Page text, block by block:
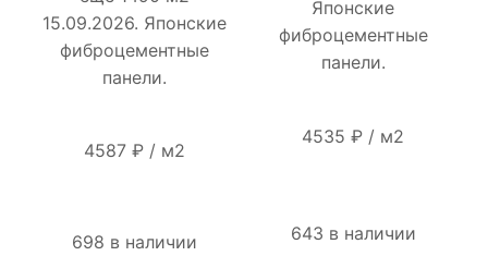
15.09.2026. Японские
фиброцементные
панели.
4587₽ / м2
698 в наличии
Японские
фиброцементные
панели.
4535₽ / м2
643 в наличии